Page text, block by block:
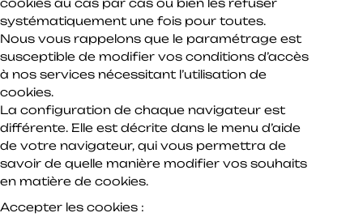
cookies au cas par cas ou bien les refuser
systématiquement une fois pour toutes.
Nous vous rappelons que le paramétrage est
susceptible de modifier vos conditions d’accès
à nos services nécessitant l’utilisation de
cookies.
La configuration de chaque navigateur est
différente. Elle est décrite dans le menu d’aide
de votre navigateur, qui vous permettra de
savoir de quelle manière modifier vos souhaits
en matière de cookies.
Accepter les cookies :